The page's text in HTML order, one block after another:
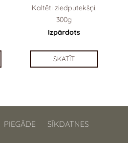
Kaltēti ziedputekšņi,
300g
Izpārdots
SKATĪT
PIEGĀDE SĪKDATNES